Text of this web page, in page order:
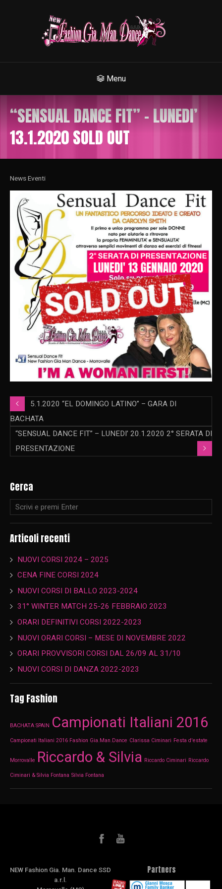
Menu
“SENSUAL DANCE FIT” – LUNEDI’
13.1.2020 SOLD OUT
News Eventi
5.1.2020 “EL DOMINGO LATINO” – GARA DI
BACHATA
“SENSUAL DANCE FIT” – LUNEDI’ 20.1.2020 2° SERATA DI
PRESENTAZIONE
Cerca
Articoli recenti
NUOVI CORSI 2024 – 2025
CENA FINE CORSI 2024
NUOVI CORSI DI BALLO 2023-2024
31° WINTER MATCH 25-26 FEBBRAIO 2023
ORARI DEFINITIVI CORSI 2022-2023
NUOVI ORARI CORSI – MESE DI NOVEMBRE 2022
ORARI PROVVISORI CORSI DAL 26/09 AL 31/10
NUOVI CORSI DI DANZA 2022-2023
Tag Fashion
BACHATA SPAIN Campionati Italiani 2016
Campionati Italiani 2016 Fashion Gia.Man.Dance Clarissa Ciminari Festa d'estate
Morrovalle Riccardo & Silvia Riccardo Ciminari Riccardo
Ciminari & Silvia Fontana Silvia Fontana
NEW Fashion Gia. Man. Dance SSD
a.r.l.
Partners